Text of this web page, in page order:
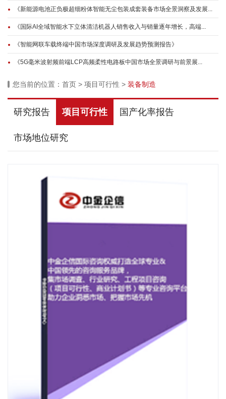
《新能源电池正负极超细粉体智能无尘包装成套装备市场全景洞察及发展...
《国际AI全域智能水下立体清洁机器人销售收入与销量逐年增长，高端...
《智能网联车载终端中国市场深度调研及发展趋势预测报告》
《5G毫米波射频前端LCP高频柔性电路板中国市场全景调研与前景展...
您当前的位置： 首页 > 项目可行性 > 装备制造
研究报告 项目可行性 国产化率报告
市场地位研究